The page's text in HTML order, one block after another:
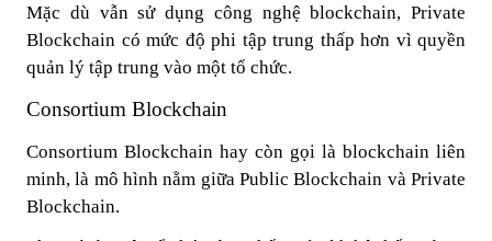
Mặc dù vẫn sử dụng công nghệ blockchain, Private
Blockchain có mức độ phi tập trung thấp hơn vì quyền
quản lý tập trung vào một tổ chức.
Consortium Blockchain
Consortium Blockchain hay còn gọi là blockchain liên
minh, là mô hình nằm giữa Public Blockchain và Private
Blockchain.